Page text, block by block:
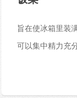
旨在使冰箱里装
可以集中精力充